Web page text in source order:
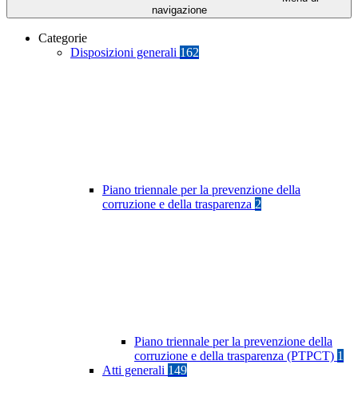
navigazione
Categorie
Disposizioni generali 162
Piano triennale per la prevenzione della
corruzione e della trasparenza 2
Piano triennale per la prevenzione della
corruzione e della trasparenza (PTPCT) 1
Atti generali 149